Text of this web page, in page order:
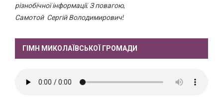
різнобічної інформації. З повагою,
Самотой Сергій Володимирович!
ГІМН МИКОЛАЇВСЬКОЇ ГРОМАДИ